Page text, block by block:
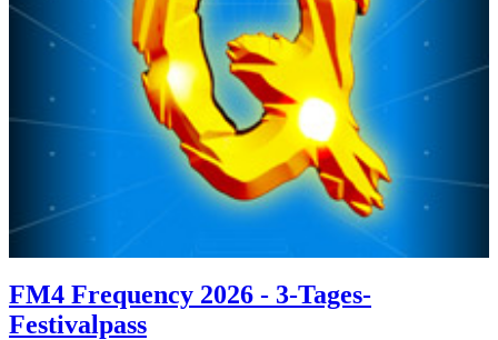
FM4 Frequency 2026 - 3-Tages-
Festivalpass